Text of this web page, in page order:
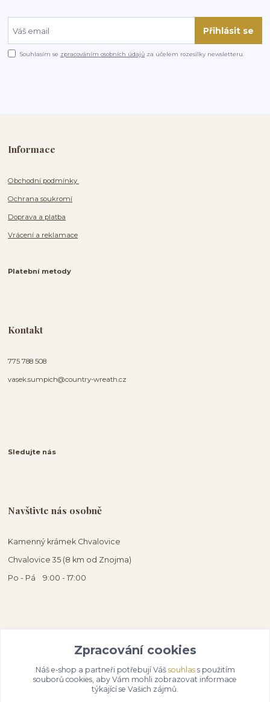
Přihlásit se
Souhlasím se zpracováním osobních údajů za účelem rozesílky newsletteru.
Informace
Obchodní podmínky
Ochrana soukromí
Doprava a platba
Vrácení a reklamace
Platební metody
Kontakt
775 788 508
vasek.sumpich@country-wreath.cz
Sledujte nás
Navštivte nás osobně
Kamenný krámek Chvalovice
Chvalovice 35 (8 km od Znojma)
Po - Pá 9:00 - 17:00
Zpracování cookies
Náš e-shop a partneři potřebují Váš souhlass použitím
souborů cookies, aby Vám mohli zobrazovat informace
týkající se Vašich zájmů.